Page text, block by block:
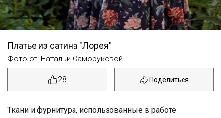
Платье из сатина "Лорея"
Фото от: Натальи Саморуковой
28
Ткани и фурнитура, использованные в работе